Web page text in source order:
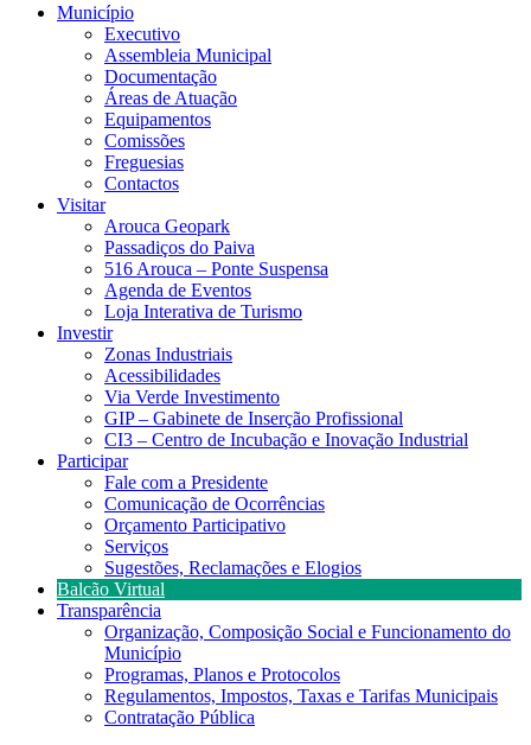
Município
Executivo
Assembleia Municipal
Documentação
Áreas de Atuação
Equipamentos
Comissões
Freguesias
Contactos
Visitar
Arouca Geopark
Passadiços do Paiva
516 Arouca – Ponte Suspensa
Agenda de Eventos
Loja Interativa de Turismo
Investir
Zonas Industriais
Acessibilidades
Via Verde Investimento
GIP – Gabinete de Inserção Profissional
CI3 – Centro de Incubação e Inovação Industrial
Participar
Fale com a Presidente
Comunicação de Ocorrências
Orçamento Participativo
Serviços
Sugestões, Reclamações e Elogios
Balcão Virtual
Transparência
Organização, Composição Social e Funcionamento do
Município
Programas, Planos e Protocolos
Regulamentos, Impostos, Taxas e Tarifas Municipais
Contratação Pública